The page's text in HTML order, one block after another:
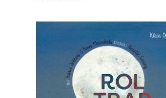
Uitgeverij
Kinderen
Volwassenen
Verwacht